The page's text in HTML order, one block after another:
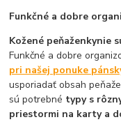
Funkčné a dobre
Kožené peňaženkynie
Funkčné a dobre
pri našej ponuke
usporiadať obsah
sú potrebné typy s
priestormi na karty a